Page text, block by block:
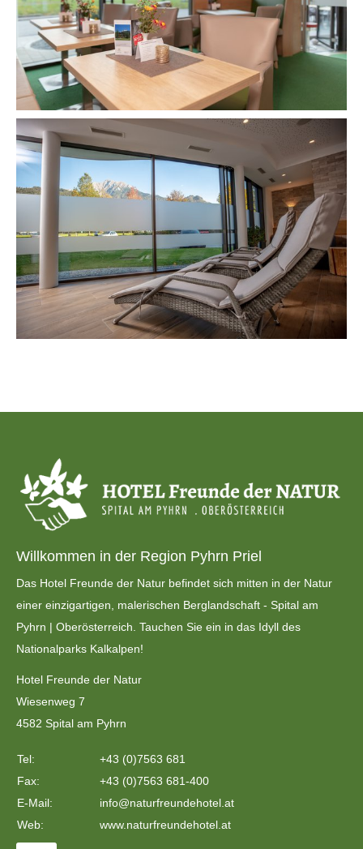
Willkommen in der Region Pyhrn Priel
Das Hotel Freunde der Natur befindet sich mitten in der Natur
einer einzigartigen, malerischen Berglandschaft - Spital am
Pyhrn | Oberösterreich. Tauchen Sie ein in das Idyll des
Nationalparks Kalkalpen!
Hotel Freunde der Natur
Wiesenweg 7
4582 Spital am Pyhrn
Tel:
Fax:
E-Mail:
Web:
+43 (0)7563 681
+43 (0)7563 681-400
info@naturfreundehotel.at
www.naturfreundehotel.at